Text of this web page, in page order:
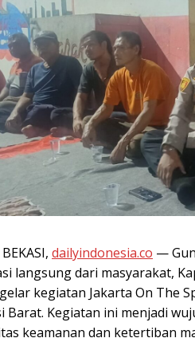
dailyindonesia.co —
langsung dari masyarakat,
kegiatan Jakarta On The
Barat. Kegiatan ini menjadi
keamanan dan ketertiban